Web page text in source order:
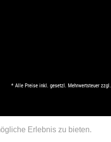
Erlebnis zu bieten.
* Alle Preise inkl. gesetzl. Mehrwertsteuer zzgl.